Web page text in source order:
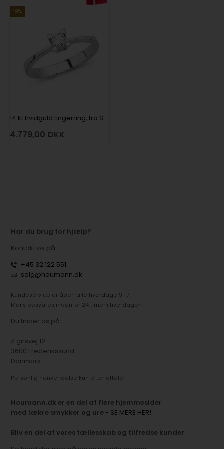
19%
14 kt hvidguld fingerring, fra Star 4 grab serien med 1 x 0,03 ct Diamanter Wesselton SI
4.779,00 DKK
Har du brug for hjælp?
Kontakt os på:
+45 32 122 551
salg@houmann.dk
Kundeservice er åben alle hverdage 9-17.
Mails besvares indenfor 24 timer i hverdagen
Du finder os på:
Ægirsvej 12
3600 Frederikssund
Danmark
Personlig henvendelse kun efter aftale
Houmann.dk er en del af flere hjemmesider
med lækre smykker og ure - SE MERE HER!
Bliv en del af vores fællesskab og tilfredse kunder